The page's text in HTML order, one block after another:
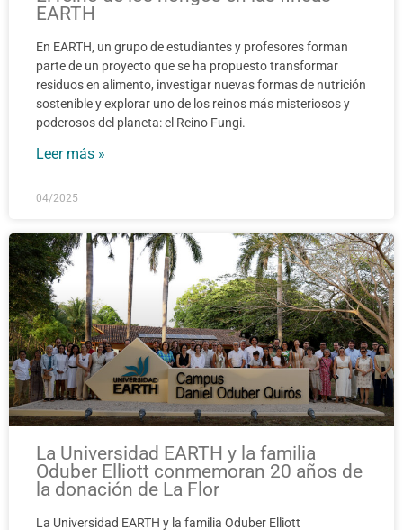
EARTH
En EARTH, un grupo de estudiantes y profesores forman
parte de un proyecto que se ha propuesto transformar
residuos en alimento, investigar nuevas formas de nutrición
sostenible y explorar uno de los reinos más misteriosos y
poderosos del planeta: el Reino Fungi.
Leer más »
04/2025
La Universidad EARTH y la familia
Oduber Elliott conmemoran 20 años de
la donación de La Flor
La Universidad EARTH y la familia Oduber Elliott